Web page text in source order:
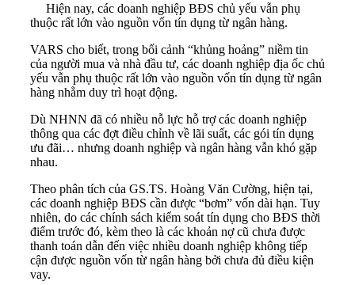
Hiện nay, các doanh nghiệp BĐS chủ yếu vẫn phụ
thuộc rất lớn vào nguồn vốn tín dụng từ ngân hàng.
VARS cho biết, trong bối cảnh “khủng hoảng” niềm tin
của người mua và nhà đầu tư, các doanh nghiệp địa ốc chủ
yếu vẫn phụ thuộc rất lớn vào nguồn vốn tín dụng từ ngân
hàng nhằm duy trì hoạt động.
Dù NHNN đã có nhiều nỗ lực hỗ trợ các doanh nghiệp
thông qua các đợt điều chỉnh về lãi suất, các gói tín dụng
ưu đãi… nhưng doanh nghiệp và ngân hàng vẫn khó gặp
nhau.
Theo phân tích của GS.TS. Hoàng Văn Cường, hiện tại,
các doanh nghiệp BĐS cần được “bơm” vốn dài hạn. Tuy
nhiên, do các chính sách kiểm soát tín dụng cho BĐS thời
điểm trước đó, kèm theo là các khoản nợ cũ chưa được
thanh toán dẫn đến việc nhiều doanh nghiệp không tiếp
cận được nguồn vốn từ ngân hàng bởi chưa đủ điều kiện
vay.